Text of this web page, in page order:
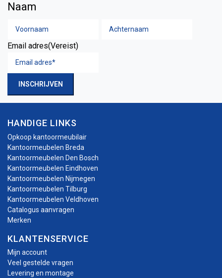
Naam
Voornaam
Email adres(Vereist)
INSCHRIJVEN
HANDIGE LINKS
Opkoop kantoormeubilair
Kantoormeubelen Breda
Kantoormeubelen Den Bosch
Kantoormeubelen Eindhoven
Kantoormeubelen Nijmegen
Kantoormeubelen Tilburg
Kantoormeubelen Veldhoven
Catalogus aanvragen
Merken
KLANTENSERVICE
Mijn account
Veel gestelde vragen
Levering en montage